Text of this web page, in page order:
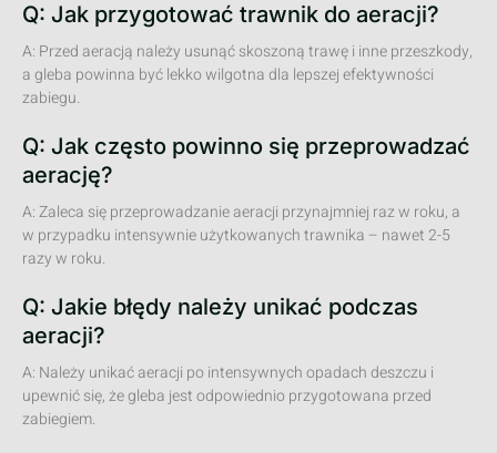
Q: Jak przygotować trawnik do aeracji?
A: Przed aeracją należy usunąć skoszoną trawę i inne przeszkody,
a gleba powinna być lekko wilgotna dla lepszej efektywności
zabiegu.
Q: Jak często powinno się przeprowadzać
aerację?
A: Zaleca się przeprowadzanie aeracji przynajmniej raz w roku, a
w przypadku intensywnie użytkowanych trawnika – nawet 2-5
razy w roku.
Q: Jakie błędy należy unikać podczas
aeracji?
A: Należy unikać aeracji po intensywnych opadach deszczu i
upewnić się, że gleba jest odpowiednio przygotowana przed
zabiegiem.